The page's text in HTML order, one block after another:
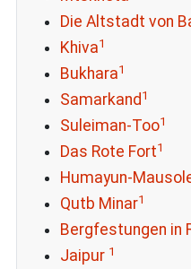
Die Altstadt von
Khiva1
Bukhara1
Samarkand 1
Suleiman-Too1
Das Rote Fort1
Humayun-
Qutb Minar1
Bergfestungen in
Jaipur 1